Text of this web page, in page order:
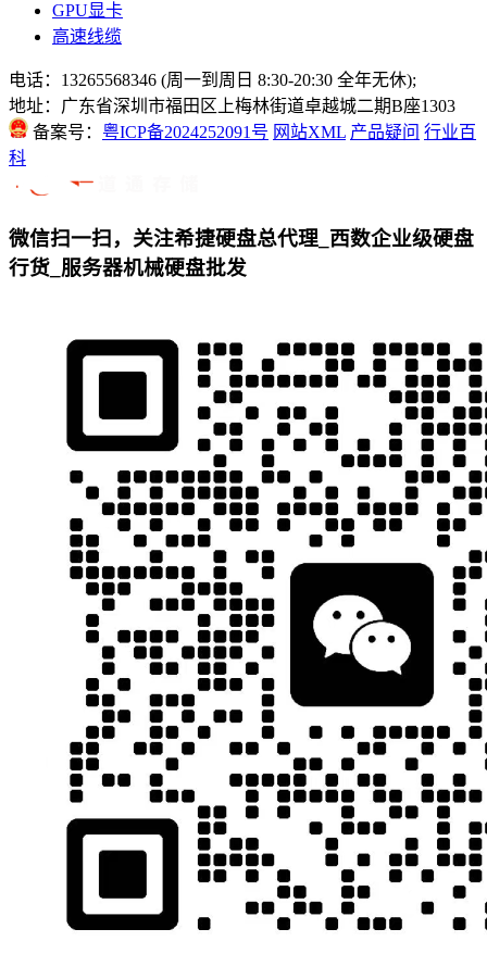
GPU显卡
高速线缆
电话：13265568346 (周一到周日 8:30-20:30 全年无休);
地址：广东省深圳市福田区上梅林街道卓越城二期B座1303
备案号： 粤ICP备2024252091号 网站XML 产品疑问 行业百
科
微信扫一扫，关注希捷硬盘总代理_西数企业级硬盘
行货_服务器机械硬盘批发